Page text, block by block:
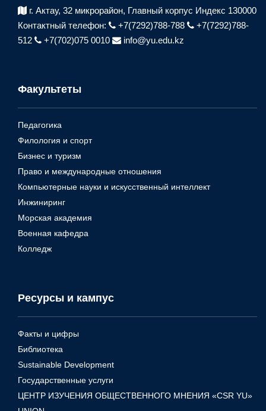
г. Актау, 32 микрорайон, Главный корпус Индекс 130000
Контактный телефон:
+7(7292)788-788
+7(7292)788-
512
+7(702)075 0010 info@yu.edu.kz
Факультеты
Педагогика
Филология и спорт
Бизнес и туризм
Право и международные отношения
Компьютерные науки и искусственный интеллект
Инжиниринг
Морская академия
Военная кафедра
Колледж
Ресурсы и кампус
Факты и цифры
Библиотека
Sustainable Development
Государственные услуги
ЦЕНТР ИЗУЧЕНИЯ ОБЩЕСТВЕННОГО МНЕНИЯ «CSR YU»